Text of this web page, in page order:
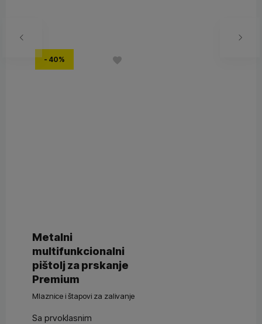
- 40%
Metalni
multifunkcionalni
pištolj za prskanje
Premium
Mlaznice i štapovi za zalivanje
Sa prvoklasnim